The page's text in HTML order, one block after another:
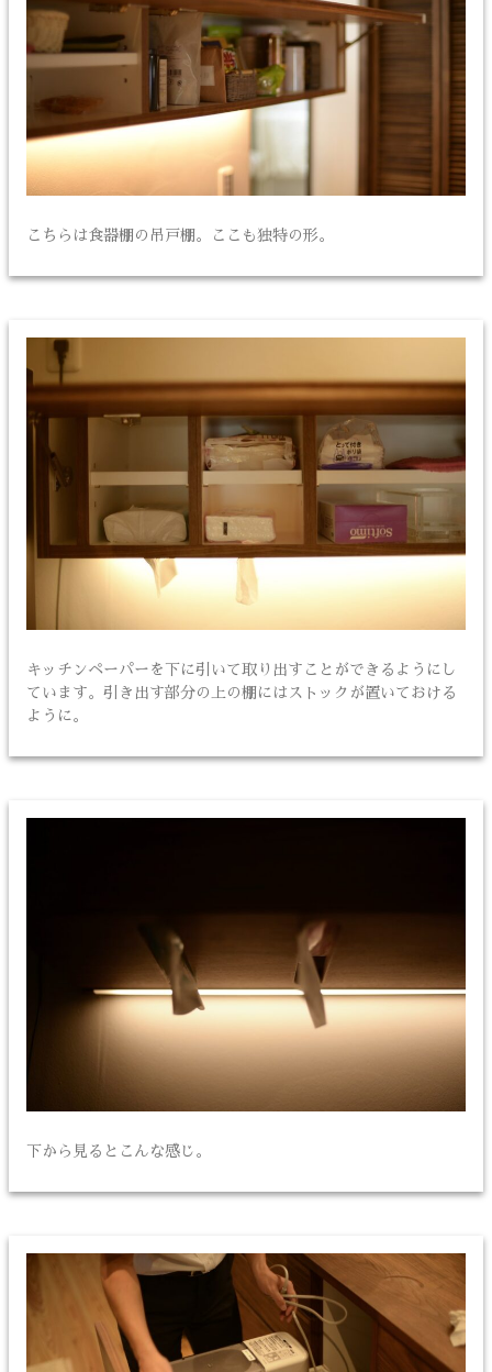
こちらは食器棚の吊戸棚。ここも独特の形。
キッチンペーパーを下に引いて取り出すことができるようにし
ています。引き出す部分の上の棚にはストックが置いておける
ように。
下から見るとこんな感じ。